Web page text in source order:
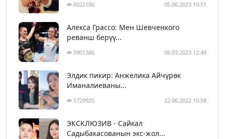
6022106 05.06.2023 10:51
Алекса Грассо: Мен Шевченкого
реванш берүү...
5901386 06.03.2023 12:49
Элдик пикир: Анжелика Айчүрөк
Иманалиеваны...
5729925 22.06.2022 10:58
ЭКСКЛЮЗИВ - Сайкал
Садыбакасованын экс-жол...